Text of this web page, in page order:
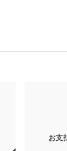
お支